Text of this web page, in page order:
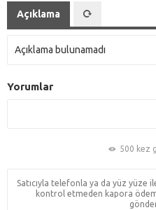
Açıklama
Açıklama bulunamadı
Yorumlar
500 kez
Satıcıyla telefonla ya da yüz yüze
kontrol etmeden kapora